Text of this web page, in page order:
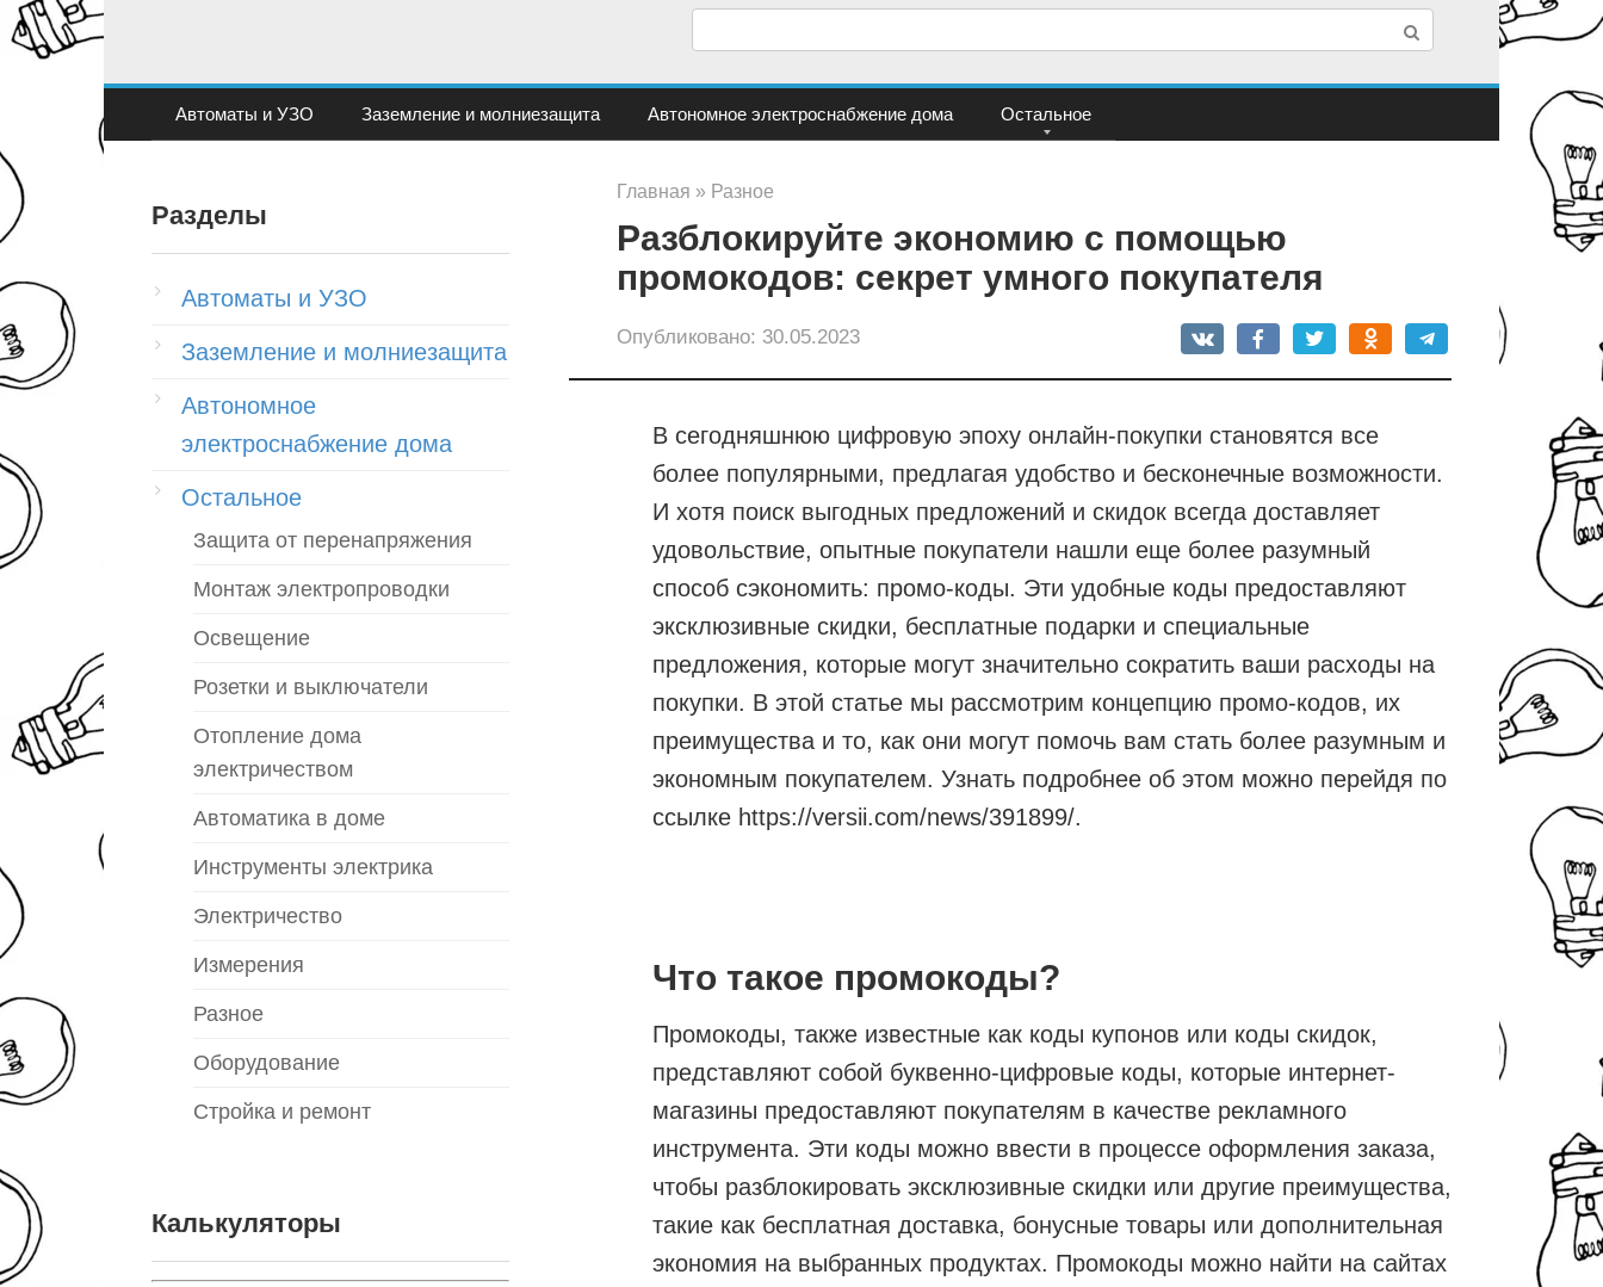
Перейти
с
:
Автоматы и УЗО Заземление и молниезащита Автономное электроснабжение дома Остальное
Главная » Разное
Разблокируйте экономию с помощью
промокодов: секрет умного покупателя
Опубликовано: 30.05.2023
В сегодняшнюю цифровую эпоху онлайн-покупки становятся все
более популярными, предлагая удобство и бесконечные возможности.
И хотя поиск выгодных предложений и скидок всегда доставляет
удовольствие, опытные покупатели нашли еще более разумный
способ сэкономить: промо-коды. Эти удобные коды предоставляют
эксклюзивные скидки, бесплатные подарки и специальные
предложения, которые могут значительно сократить ваши расходы на
покупки. В этой статье мы рассмотрим концепцию промо-кодов, их
преимущества и то, как они могут помочь вам стать более разумным и
экономным покупателем. Узнать подробнее об этом можно перейдя по
ссылке https://versii.com/news/391899/.
Что такое промокоды?
Промокоды, также известные как коды купонов или коды скидок,
представляют собой буквенно-цифровые коды, которые интернет-
магазины предоставляют покупателям в качестве рекламного
инструмента. Эти коды можно ввести в процессе оформления заказа,
чтобы разблокировать эксклюзивные скидки или другие преимущества,
такие как бесплатная доставка, бонусные товары или дополнительная
экономия на выбранных продуктах. Промокоды можно найти на сайтах
Разделы
Автоматы и УЗО
Заземление и молниезащита
Автономное
электроснабжение дома
Остальное
Защита от перенапряжения
Монтаж электропроводки
Освещение
Розетки и выключатели
Отопление дома
электричеством
Автоматика в доме
Инструменты электрика
Электричество
Измерения
Разное
Оборудование
Стройка и ремонт
Калькуляторы